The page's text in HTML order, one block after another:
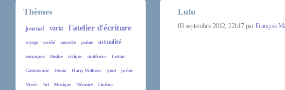
Thèmes
journal varia l'atelier d'écriture
voyage société nouvelle poème actualité
remarques theâtre critique conférence Lecture
Gastronomie Dessin Harry Mathews sport poésie
Musée Art Musique Mémoire Cinéma
Lulu
03 septembre 2012, 22h17 par François